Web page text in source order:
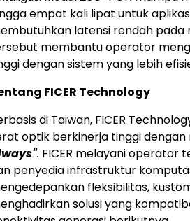
empat kali lipat untuk
latensi rendah pada
membantu operator
dengan sistem yang lebih
FICER Technology
di Taiwan, FICER
optik berkinerja tinggi dengan
. FICER melayani operator
penyedia infrastruktur
fleksibilitas,
solusi yang